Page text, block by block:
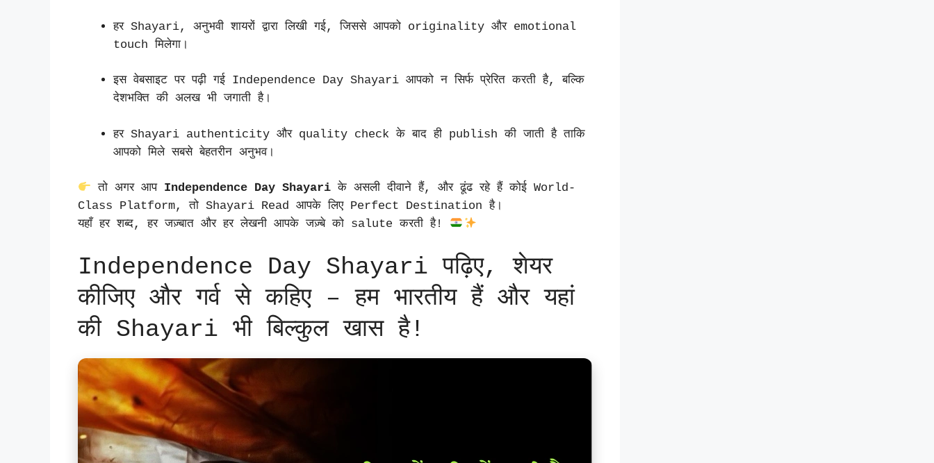
हर Shayari, अनुभवी शायरों द्वारा लिखी गई, जिससे आपको originality और emotional
touch मिलेगा।
इस वेबसाइट पर पढ़ी गई Independence Day Shayari आपको न सिर्फ प्रेरित करती है, बल्कि
देशभक्ति की अलख भी जगाती है।
हर Shayari authenticity और quality check के बाद ही publish की जाती है ताकि
आपको मिले सबसे बेहतरीन अनुभव।
तो अगर आप Independence Day Shayari के असली दीवाने हैं, और ढूंढ रहे हैं कोई World-
Class Platform, तो Shayari Read आपके लिए Perfect Destination है।
यहाँ हर शब्द, हर जज़्बात और हर लेखनी आपके जज़्बे को salute करती है!
Independence Day Shayari पढ़िए, शेयर
कीजिए और गर्व से कहिए – हम भारतीय हैं और यहां
की Shayari भी बिल्कुल खास है!